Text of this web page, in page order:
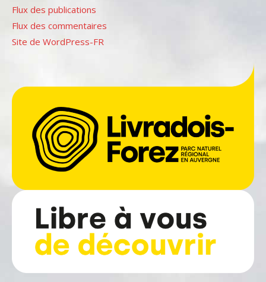
Flux des publications
Flux des commentaires
Site de WordPress-FR